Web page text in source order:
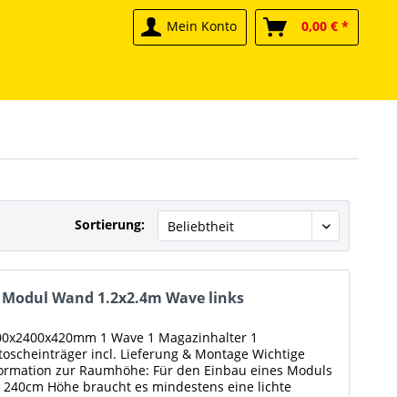
Mein Konto 0,00 € *
Sortierung:
Modul Wand 1.2x2.4m Wave links
1 Wave 1 Magazinhalter 1
incl. Lieferung & Montage Wichtige
zur Raumhöhe: Für den Einbau eines Moduls
240cm Höhe braucht es mindestens eine lichte